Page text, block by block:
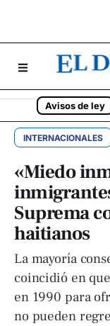
Avisos de ley
INTERNACIONALES
«Miedo
Suprema
haitianos
La mayoría
coincidió en
en 1990 para
no pueden